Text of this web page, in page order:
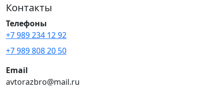
Контакты
Телефоны
+7 989 234 12 92
+7 989 808 20 50
Email
avtorazbro@mail.ru